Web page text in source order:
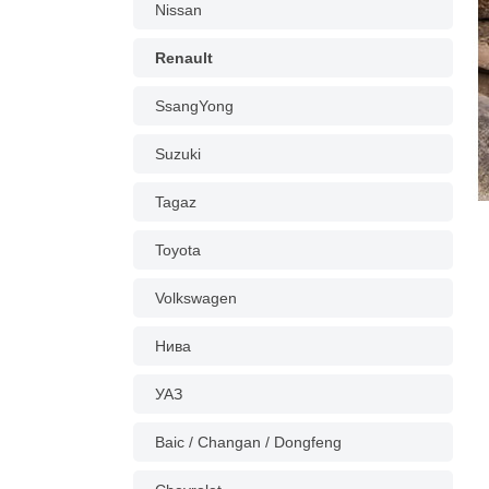
Nissan
Renault
SsangYong
Suzuki
Tagaz
Toyota
Volkswagen
Нива
УАЗ
Baic / Changan / Dongfeng